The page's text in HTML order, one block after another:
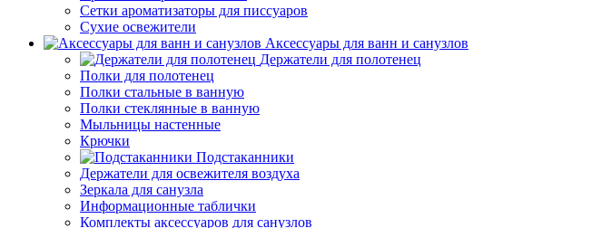
Сетки ароматизаторы для писсуаров
Сухие освежители
Аксессуары для ванн и санузлов
Держатели для полотенец
Полки для полотенец
Полки стальные в ванную
Полки стеклянные в ванную
Мыльницы настенные
Крючки
Подстаканники
Держатели для освежителя воздуха
Зеркала для санузла
Информационные таблички
Комплекты аксессуаров для санузлов